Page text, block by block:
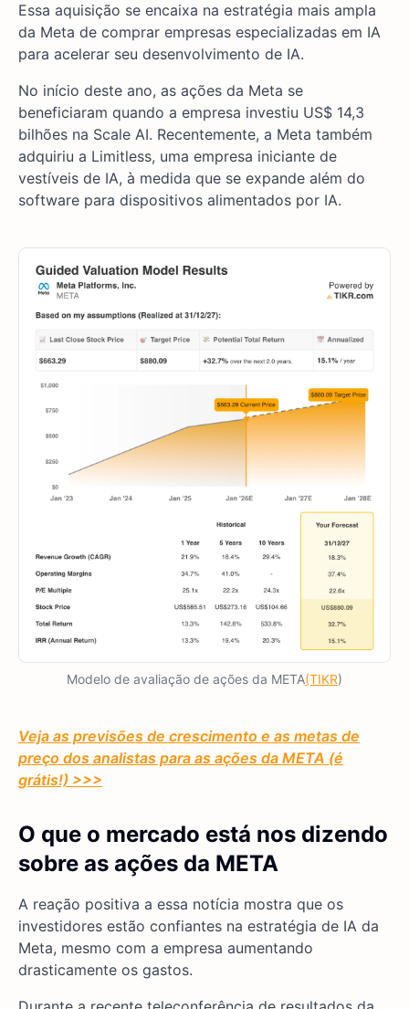
Essa aquisição se encaixa na estratégia mais ampla
da Meta de comprar empresas especializadas em IA
para acelerar seu desenvolvimento de IA.
No início deste ano, as ações da Meta se
beneficiaram quando a empresa investiu US$ 14,3
bilhões na Scale AI. Recentemente, a Meta também
adquiriu a Limitless, uma empresa iniciante de
vestíveis de IA, à medida que se expande além do
software para dispositivos alimentados por IA.
Modelo de avaliação de ações da META(TIKR)
Veja as previsões de crescimento e as metas de
preço dos analistas para as ações da META (é
grátis!) >>>
O que o mercado está nos dizendo
sobre as ações da META
A reação positiva a essa notícia mostra que os
investidores estão confiantes na estratégia de IA da
Meta, mesmo com a empresa aumentando
drasticamente os gastos.